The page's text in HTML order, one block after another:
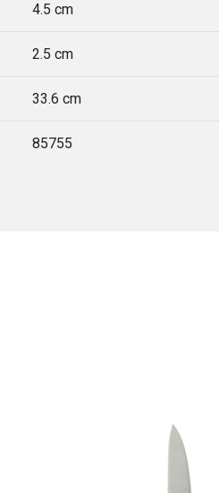
4.5 cm
2.5 cm
33.6 cm
85755